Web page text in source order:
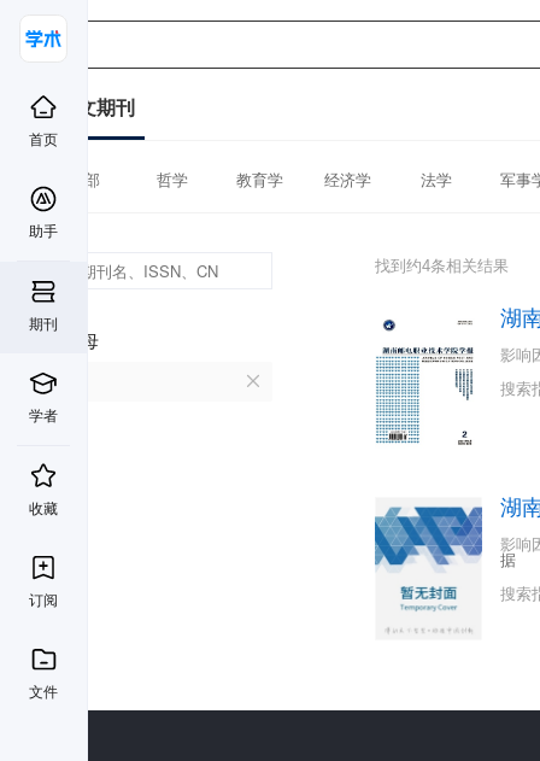
首页
助手
期刊
学者
收藏
订阅
文件
中文期刊
全部 哲学 教育学 经济学 法学 军事
首字母
H
找到约4条相关结果
湖
影响
搜索
湖
影响
据
搜索